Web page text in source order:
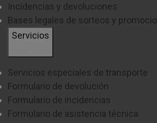
Incidencias y devoluciones
Bases legales de sorteos y
Servicios
Servicios especiales de transporte
Formulario de devolución
Formulario de incidencias
Formulario de asistencia técnica